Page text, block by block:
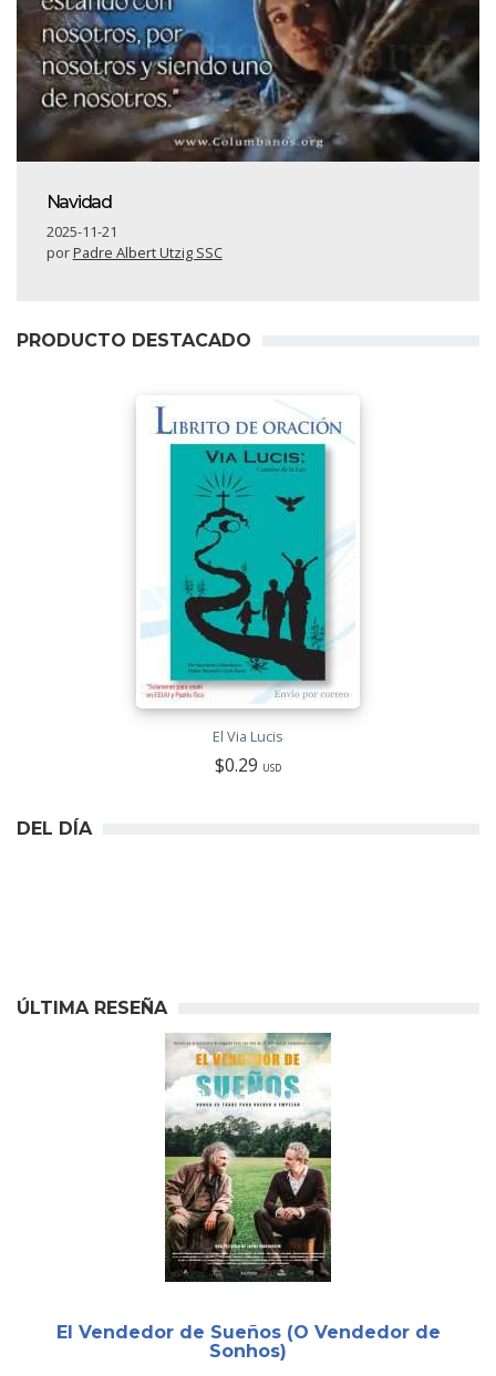
Navidad
2025-11-21
porPadre Albert Utzig SSC
PRODUCTO DESTACADO
El Via Lucis
$0.29 USD
DEL DÍA
ÚLTIMA RESEÑA
El Vendedor de Sueños (O Vendedor de
Sonhos)